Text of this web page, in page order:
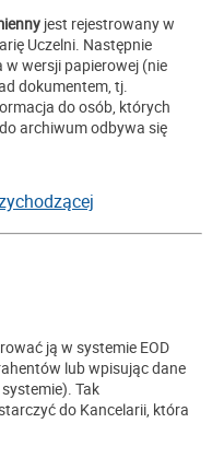
jest rejestrowany w
Uczelni. Następnie
w wersji papierowej (nie
dokumentem, tj.
do osób, których
archiwum odbywa się
ją w systemie EOD
lub wpisując dane
Tak
do Kancelarii, która